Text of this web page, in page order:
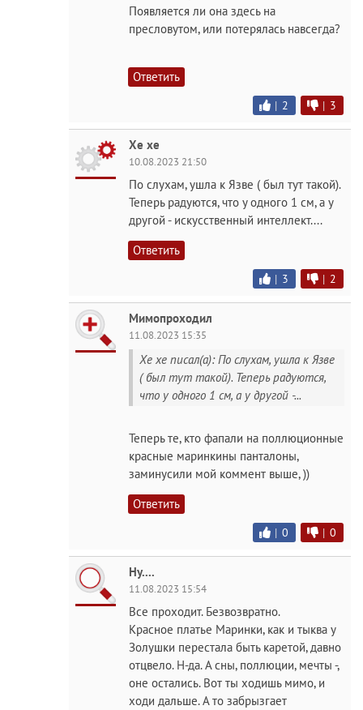
Появляется ли она здесь на
пресловутом, или потерялась навсегда?
Ответить
| 2 | 3
Хе хе
10.08.2023 21:50
По слухам, ушла к Язве ( был тут такой).
Теперь радуются, что у одного 1 см, а у
другой - искусственный интеллект....
Ответить
| 3 | 2
Мимопроходил
11.08.2023 15:35
Хе хе писал(а): По слухам, ушла к Язве
( был тут такой). Теперь радуются,
что у одного 1 см, а у другой -...
Теперь те, кто фапали на поллюционные
красные маринкины панталоны,
заминусили мой коммент выше, ))
Ответить
| 0 | 0
Ну....
11.08.2023 15:54
Все проходит. Безвозвратно.
Красное платье Маринки, как и тыква у
Золушки перестала быть каретой, давно
отцвело. Н-да. А сны, поллюции, мечты -,
оне остались. Вот ты ходишь мимо, и
ходи дальше. А то забрызгает